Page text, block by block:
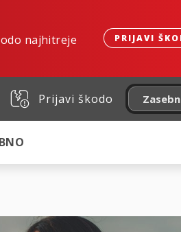
najhitreje
PRIJAVI
Prijavi škodo